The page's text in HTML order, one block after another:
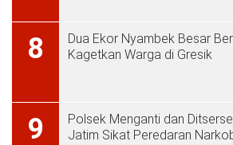
8
Dua Ekor Nyambek Besar
Kagetkan Warga di Gresik
9
Polsek Menganti dan
Jatim Sikat Peredaran